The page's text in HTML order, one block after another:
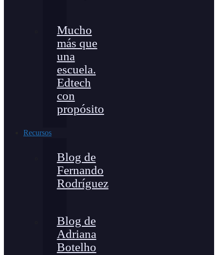
Mucho
más que
una
escuela.
Edtech
con
propósito
Recursos
Blog de
Fernando
Rodríguez
Blog de
Adriana
Botelho